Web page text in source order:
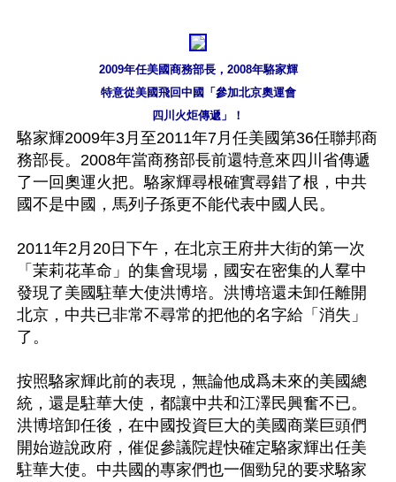
2009年任美國商務部長，2008年駱家輝
特意從美國飛回中國「參加北京奧運會
四川火炬傳遞」！
駱家輝2009年3月至2011年7月任美國第36任聯邦商
務部長。2008年當商務部長前還特意來四川省傳遞
了一回奧運火把。駱家輝尋根確實尋錯了根，中共
國不是中國，馬列子孫更不能代表中國人民。
2011年2月20日下午，在北京王府井大街的第一次
「茉莉花革命」的集會現場，國安在密集的人羣中
發現了美國駐華大使洪博培。洪博培還未卸任離開
北京，中共已非常不尋常的把他的名字給「消失」
了。
按照駱家輝此前的表現，無論他成爲未來的美國總
統，還是駐華大使，都讓中共和江澤民興奮不已。
洪博培卸任後，在中國投資巨大的美國商業巨頭們
開始遊說政府，催促參議院趕快確定駱家輝出任美
駐華大使。中共國的專家們也一個勁兒的要求駱家